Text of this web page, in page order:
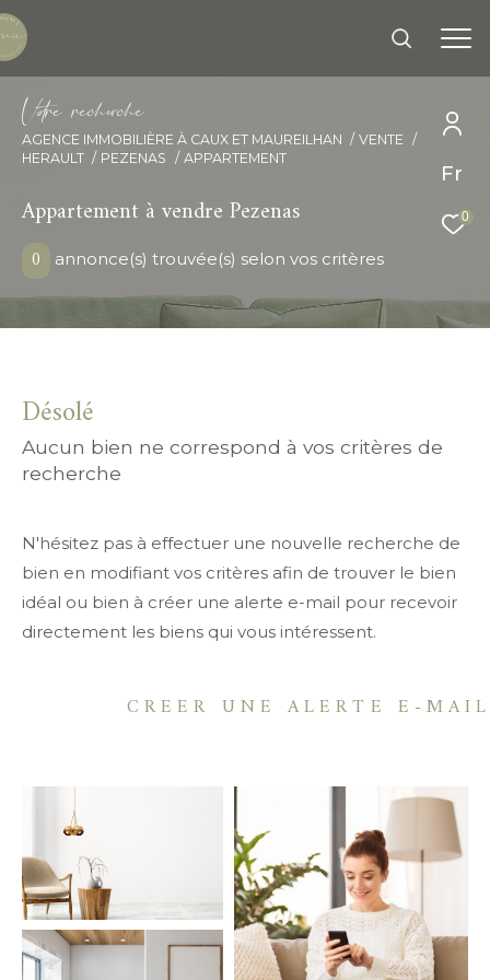
Fr
0
Vore recece
AGENCE IMMOBILIÈRE À CAUX ET MAUREILHAN
VENTE
HERAULT
PEZENAS APPARTEMENT
Appartement à vendre Pezenas
0 annonce(s) trouvée(s) selon vos critères
Désolé
Aucun bien ne correspond à vos critères de
recherche
N'hésitez pas à effectuer une nouvelle recherche de
bien en modifiant vos critères afin de trouver le bien
idéal ou bien à créer une alerte e-mail pour recevoir
directement les biens qui vous intéressent.
CREER UNE ALERTE E-
et trouver le bien qui correspond à vos
Type d'offre
Type de bien
Sélectionner
Pièces
0 1 2 3 4
Surface
AFFINER LES CRITÈRES